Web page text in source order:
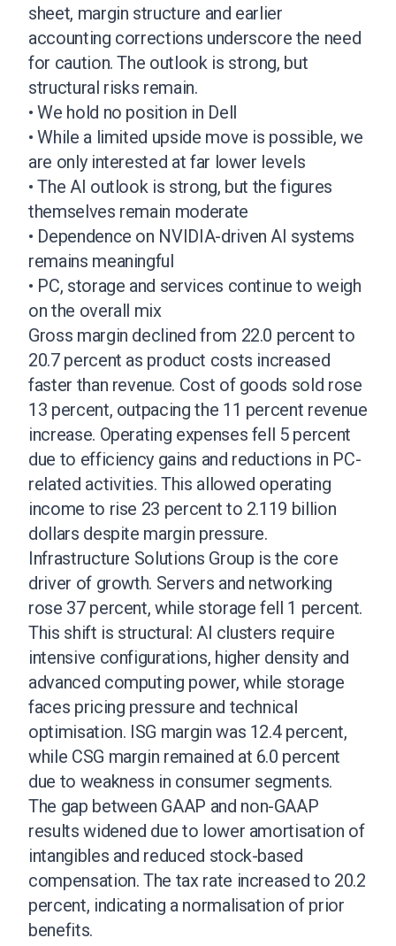
sheet, margin structure and earlier
accounting corrections underscore the need
for caution. The outlook is strong, but
structural risks remain.
• We hold no position in Dell
• While a limited upside move is possible, we
are only interested at far lower levels
• The AI outlook is strong, but the figures
themselves remain moderate
• Dependence on NVIDIA-driven AI systems
remains meaningful
• PC, storage and services continue to weigh
on the overall mix
Gross margin declined from 22.0 percent to
20.7 percent as product costs increased
faster than revenue. Cost of goods sold rose
13 percent, outpacing the 11 percent revenue
increase. Operating expenses fell 5 percent
due to efficiency gains and reductions in PC-
related activities. This allowed operating
income to rise 23 percent to 2.119 billion
dollars despite margin pressure.
Infrastructure Solutions Group is the core
driver of growth. Servers and networking
rose 37 percent, while storage fell 1 percent.
This shift is structural: AI clusters require
intensive configurations, higher density and
advanced computing power, while storage
faces pricing pressure and technical
optimisation. ISG margin was 12.4 percent,
while CSG margin remained at 6.0 percent
due to weakness in consumer segments.
The gap between GAAP and non-GAAP
results widened due to lower amortisation of
intangibles and reduced stock-based
compensation. The tax rate increased to 20.2
percent, indicating a normalisation of prior
benefits.